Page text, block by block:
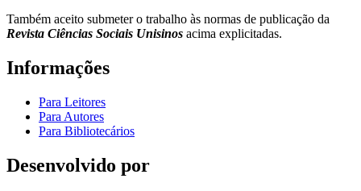
Também aceito submeter o trabalho às normas de publicação da
Revista Ciências Sociais Unisinos acima explicitadas.
Informações
Para Leitores
Para Autores
Para Bibliotecários
Desenvolvido por